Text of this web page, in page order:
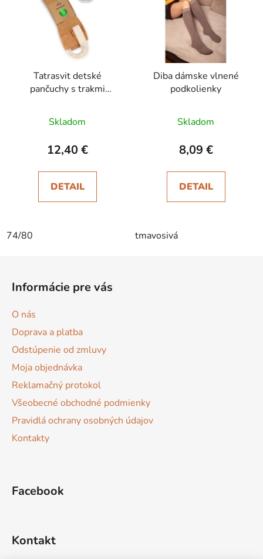
Tatrasvit detské
pančuchy s trakmi
Skladom
12,40 €
DETAIL
74/80
Diba dámske vlnené
podkolienky
Skladom
8,09 €
DETAIL
tmavosivá
Informácie pre vás
O nás
Doprava a platba
Odstúpenie od zmluvy
Moja objednávka
Reklamačný protokol
Všeobecné obchodné podmienky
Pravidlá ochrany osobných údajov
Kontakty
Facebook
Kontakt